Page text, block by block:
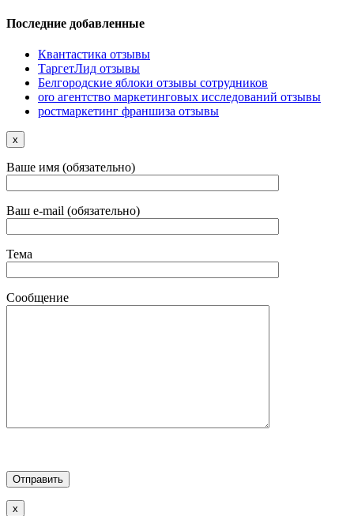
Последние добавленные
Квантастика отзывы
ТаргетЛид отзывы
Белгородские яблоки отзывы сотрудников
oro агентство маркетинговых исследований отзывы
ростмаркетинг франшиза отзывы
x
Ваше имя (обязательно)
Ваш e-mail (обязательно)
Тема
Сообщение
x